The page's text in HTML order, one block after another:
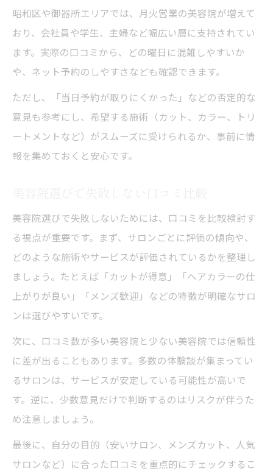
昭和区や御器所エリアでは、月火営業の美容院が増えて
おり、会社員や学生、主婦など幅広い層に支持されてい
ます。実際の口コミから、どの曜日に混雑しやすいか
や、ネット予約のしやすさなども確認できます。
ただし、「当日予約が取りにくかった」などの否定的な
意見も参考にし、希望する施術（カット、カラー、トリ
ートメントなど）がスムーズに受けられるか、事前に情
報を集めておくと安心です。
美容院選びで失敗しないためには、口コミを比較検討す
る視点が重要です。まず、サロンごとに評価の傾向や、
どのような施術やサービスが評価されているかを整理し
ましょう。たとえば「カットが得意」「ヘアカラーの仕
上がりが良い」「メンズ歓迎」などの特徴が明確なサロ
ンは選びやすいです。
次に、口コミ数が多い美容院と少ない美容院では信頼性
に差が出ることもあります。多数の体験談が集まってい
るサロンは、サービスが安定している可能性が高いで
す。逆に、少数意見だけで判断するのはリスクが伴うた
め注意しましょう。
最後に、自分の目的（安いサロン、メンズカット、人気
サロンなど）に合った口コミを重点的にチェックするこ